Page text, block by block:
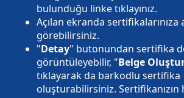
bulunduğu linke tıklayınız.
Açılan ekranda
görebilirsiniz.
"Detay" butonundan sertifika
görüntüleyebilir, "Belge
tıklayarak da barkodlu sertifika
oluşturabilirsiniz. Sertifikanızın